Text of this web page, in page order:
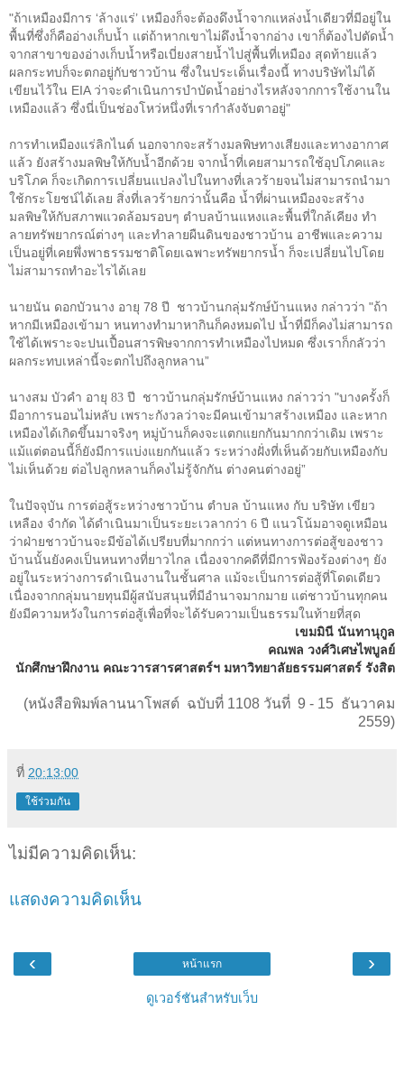
"ถ้าเหมืองมีการ ‘ล้างแร่’ เหมืองก็จะต้องดึงน้ำจากแหล่งน้ำเดียวที่มีอยู่ใน
พื้นที่ซึ่งก็คืออ่างเก็บน้ำ แต่ถ้าหากเขาไม่ดึงน้ำจากอ่าง เขาก็ต้องไปตัดน้ำ
จากสาขาของอ่างเก็บน้ำหรือเบี่ยงสายน้ำไปสู่พื้นที่เหมือง สุดท้ายแล้ว
ผลกระทบก็จะตกอยู่กับชาวบ้าน ซึ่งในประเด็นเรื่องนี้ ทางบริษัทไม่ได้
เขียนไว้ใน EIA ว่าจะดำเนินการบำบัดน้ำอย่างไรหลังจากการใช้งานใน
เหมืองแล้ว ซึ่งนี่เป็นช่องโหว่หนึ่งที่เรากำลังจับตาอยู่"
การทำเหมืองแร่ลิกไนต์ นอกจากจะสร้างมลพิษทางเสียงและทางอากาศ
แล้ว ยังสร้างมลพิษให้กับน้ำอีกด้วย จากน้ำที่เคยสามารถใช้อุปโภคและ
บริโภค ก็จะเกิดการเปลี่ยนแปลงไปในทางที่เลวร้ายจนไม่สามารถนำมา
ใช้กระโยชน์ได้เลย สิ่งที่เลวร้ายกว่านั้นคือ น้ำที่ผ่านเหมืองจะสร้าง
มลพิษให้กับสภาพแวดล้อมรอบๆ ตำบลบ้านแหงและพื้นที่ใกล้เคียง ทำ
ลายทรัพยากรณ์ต่างๆ และทำลายผืนดินของชาวบ้าน อาชีพและความ
เป็นอยู่ที่เคยพึ่งพาธรรมชาติโดยเฉพาะทรัพยากรน้ำ ก็จะเปลี่ยนไปโดย
ไม่สามารถทำอะไรได้เลย
นายนัน ดอกบัวนาง อายุ 78 ปี ชาวบ้านกลุ่มรักษ์บ้านแหง กล่าวว่า "ถ้า
หากมีเหมืองเข้ามา หนทางทำมาหากินก็คงหมดไป น้ำที่มีก็คงไม่สามารถ
ใช้ได้เพราะจะปนเปื้อนสารพิษจากการทำเหมืองไปหมด ซึ่งเราก็กลัวว่า
ผลกระทบเหล่านี้จะตกไปถึงลูกหลาน”
นางสม บัวคำ อายุ 83 ปี ชาวบ้านกลุ่มรักษ์บ้านแหง กล่าวว่า "บางครั้งก็
มีอาการนอนไม่หลับ เพราะกังวลว่าจะมีคนเข้ามาสร้างเหมือง และหาก
เหมืองได้เกิดขึ้นมาจริงๆ หมู่บ้านก็คงจะแตกแยกกันมากกว่าเดิม เพราะ
แม้แต่ตอนนี้ก็ยังมีการแบ่งแยกกันแล้ว ระหว่างฝั่งที่เห็นด้วยกับเหมืองกับ
ไม่เห็นด้วย ต่อไปลูกหลานก็คงไม่รู้จักกัน ต่างคนต่างอยู่”
ในปัจจุบัน การต่อสู้ระหว่างชาวบ้าน ตำบล บ้านแหง กับ บริษัท เขียว
เหลือง จำกัด ได้ดำเนินมาเป็นระยะเวลากว่า 6 ปี แนวโน้มอาจดูเหมือน
ว่าฝ่ายชาวบ้านจะมีข้อได้เปรียบที่มากกว่า แต่หนทางการต่อสู้ของชาว
บ้านนั้นยังคงเป็นหนทางที่ยาวไกล เนื่องจากคดีที่มีการฟ้องร้องต่างๆ ยัง
อยู่ในระหว่างการดำเนินงานในชั้นศาล แม้จะเป็นการต่อสู้ที่โดดเดียว
เนื่องจากกลุ่มนายทุนมีผู้สนับสนุนที่มีอำนาจมากมาย แต่ชาวบ้านทุกคน
ยังมีความหวังในการต่อสู้เพื่อที่จะได้รับความเป็นธรรมในท้ายที่สุด
เขมมินี นันทานุกูล
คณพล วงศ์วิเศษไพบูลย์
นักศึกษาฝึกงาน คณะวารสารศาสตร์ฯ มหาวิทยาลัยธรรมศาสตร์ รังสิต
(หนังสือพิมพ์ลานนาโพสต์ ฉบับที่ 1108 วันที่ 9 - 15 ธันวาคม
2559)
ที่ 20:13:00
ใช้ร่วมกัน
ไม่มีความคิดเห็น:
แสดงความคิดเห็น
‹ ›
หน้าแรก
ดูเวอร์ชันสำหรับเว็บ